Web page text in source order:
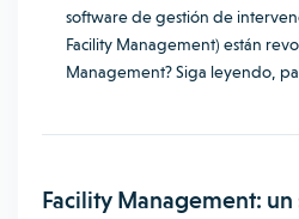
software de gestión de
Facility Management) están
Management?Siga leyendo,
Facility Management: